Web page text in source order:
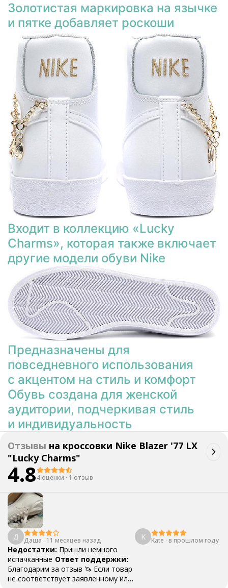
Золотистая маркировка на язычке
и пятке добавляет роскоши
Входит в коллекцию «Lucky
Charms», которая также включает
другие модели обуви Nike
Предназначены для
повседневного использования
с акцентом на стиль и комфорт
Обувь создана для женской
аудитории, подчеркивая стиль
и индивидуальность
Отзывы на кроссовки Nike Blazer '77 LX
"Lucky Charms"
4.84 оценки · 1 отзыв
Д Даша · 11 месяцев назад
Недостатки: Пришли немного
испачканные Ответ поддержки:
Благодарим за отзыв 🦄 Если товар
не соответствует заявленному или
K Kate · в прошлом году